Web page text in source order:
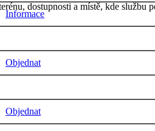
dostupnosti a místě, kde službu
Informace
Objednat
Objednat